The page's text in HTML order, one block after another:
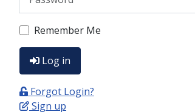
Remember Me
Log in
Forgot Login?
Sign up